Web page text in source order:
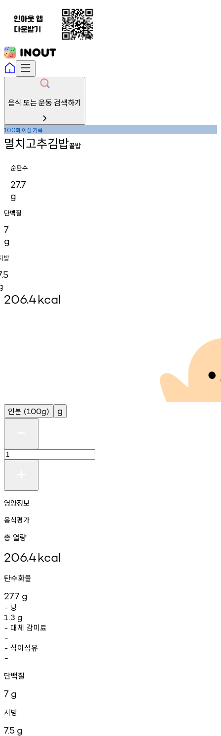
음식 또는 운동 검색하기
100회 이상기록
멸치고추김밥꿀밥
순탄수
27.7
g
단백질
7
g
방
206.4kcal
인분 (100g) g
영양정보
음식평가
총 열량
206.4kcal
탄수화물
27.7 g
- 당
1.3 g
- 대체 감미료
-
- 식이섬유
-
단백질
7 g
지방
7.5 g